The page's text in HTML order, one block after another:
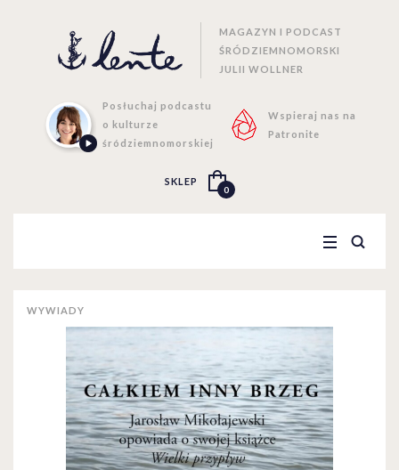
MAGAZYN I PODCAST
ŚRÓDZIEMNOMORSKI
JULII WOLLNER
Posłuchaj podcastu
o kulturze
śródziemnomorskiej
Wspieraj nas na
Patronite
SKLEP
0
WYWIADY